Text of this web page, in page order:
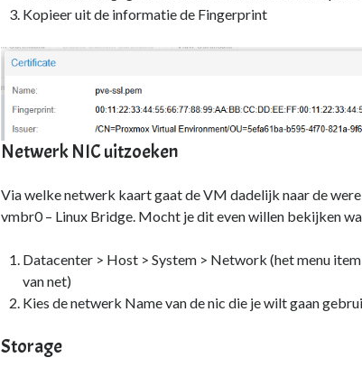
Kopieer uit de informatie de Fingerprint
Netwerk NIC uitzoeken
Via welke netwerk kaart gaat de VM dadelijk naar de
vmbr0 – Linux Bridge. Mocht je dit even willen bekijken
Datacenter > Host > System > Network (het menu
van net)
Kies de netwerk Name van de nic die je wilt gaan
Storage